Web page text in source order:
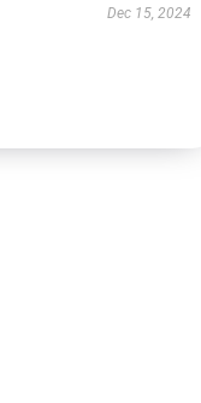
Dec 15, 2024